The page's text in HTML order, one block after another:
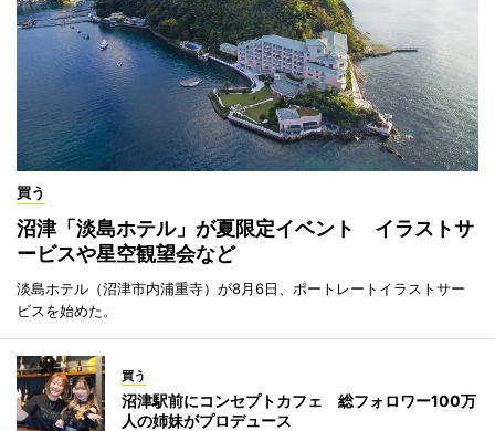
買う
沼津「淡島ホテル」が夏限定イベント イラストサ
ービスや星空観望会など
淡島ホテル（沼津市内浦重寺）が8月6日、ポートレートイラストサー
ビスを始めた。
買う
沼津駅前にコンセプトカフェ 総フォロワー100万
人の姉妹がプロデュース